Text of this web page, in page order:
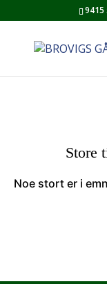
9415
Store
Noe stort er i